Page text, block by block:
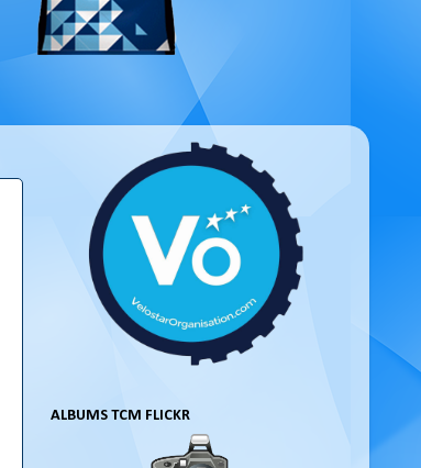
ALBUMS TCM FLICKR